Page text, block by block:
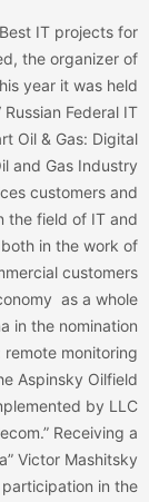
“Best IT projects
the organizer
This year it was
V Russian Federal
Oil & Gas:
and Gas
customers
in the field of IT
both in the work
economyas a
in the
remote
the Aspinsky
implemented by
Victor
participation in